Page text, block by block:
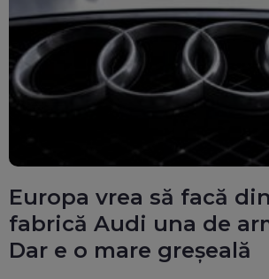
Europa vrea să facă
fabrică Audi una de
Dar e o mare greșeală